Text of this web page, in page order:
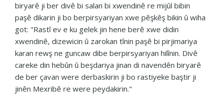
biryarê ji ber divê bi salan bi xwendinê re mijûl bibin
paşê dikarin ji bo berpirsyariyan xwe pêşkêş bikin û wiha
got: "Rastî ev e ku gelek jin hene berê xwe didin
xwendinê, dizewicin û zarokan tînin paşê bi pirjimariya
karan rewş ne guncaw dibe berpirsyariyan hilînin. Divê
careke din hebûn û beşdariya jinan di navendên biryarê
de ber çavan were derbaskirin ji bo rastiyeke baştir ji
jinên Mexribê re were peydakirin."